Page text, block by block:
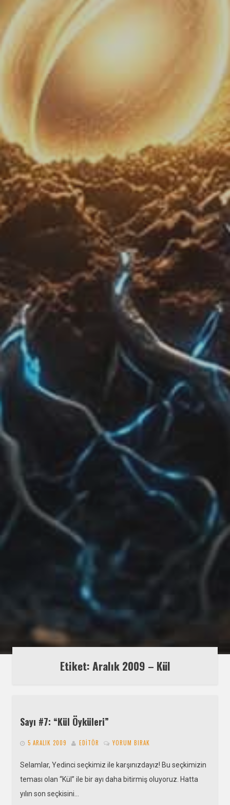
Etiket:Aralık 2009 – Kül
Sayı #7: “Kül Öyküleri”
5 ARALIK 2009 EDITÖR YORUM BIRAK
Selamlar, Yedinci seçkimiz ile karşınızdayız! Bu seçkimizin
teması olan “Kül” ile bir ayı daha bitirmiş oluyoruz. Hatta
yılın son seçkisini…